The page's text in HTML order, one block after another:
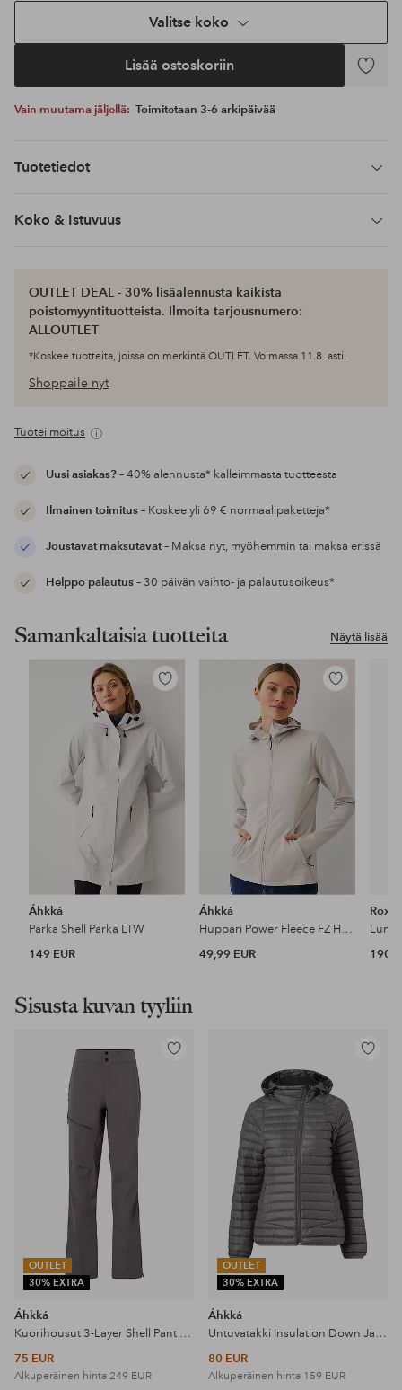
Valitse koko
Lisää ostoskoriin
Lisää
Vain muutama jäljellä: Toimitetaan 3-6 arkipäivää
Tuotetiedot
Koko & Istuvuus
OUTLET DEAL - 30% lisäalennusta kaikista
poistomyyntituotteista. Ilmoita tarjousnumero:
ALLOUTLET
*Koskee tuotteita, joissa on merkintä OUTLET. Voimassa 11.8. asti.
Shoppaile nyt
Tuoteilmoitus
Uusi asiakas?– 40% alennusta* kalleimmasta tuotteesta
Ilmainen toimitus– Koskee yli 69 € normaalipaketteja*
Joustavat maksutavat– Maksa nyt, myöhemmin tai maksa erissä
Helppo palautus– 30 päivän vaihto- ja palautusoikeus*
Näytä lisää
Samankaltaisia tuotteita
Lisää
Áhkká
Parka Shell Parka LTW
149 EUR
Lisää
Áhkká
Huppari Power Fleece FZ Hoodie
49,99 EUR
Roxy
190
Sisusta kuvan tyyliin
OUTLET
30% EXTRA
Lisää
Áhkká
Kuorihousut 3-Layer Shell Pant AbR
75 EUR
Alkuperäinen hinta 249 EUR
OUTLET
30% EXTRA
Lisää
Áhkká
Untuvatakki Insulation Down Jacket AbR
80 EUR
Alkuperäinen hinta 159 EUR